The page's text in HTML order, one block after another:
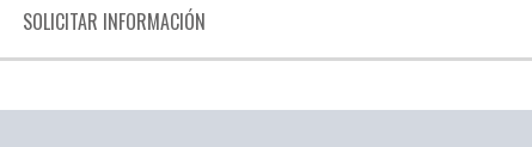
SOLICITAR INFORMACIÓN